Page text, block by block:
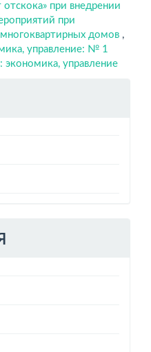
при внедрении
при
домов ,
управление: № 1
управление